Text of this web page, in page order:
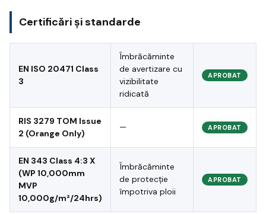
Certificări și standarde
EN ISO 20471 Class
3
Îmbrăcăminte
de avertizare cu
vizibilitate
ridicată
APROBAT
RIS 3279 TOM Issue
2 (Orange Only)
— APROBAT
EN 343 Class 4:3 X
(WP 10,000mm
MVP
10,000g/m²/24hrs)
Îmbrăcăminte
de protecție
împotriva ploii
APROBAT